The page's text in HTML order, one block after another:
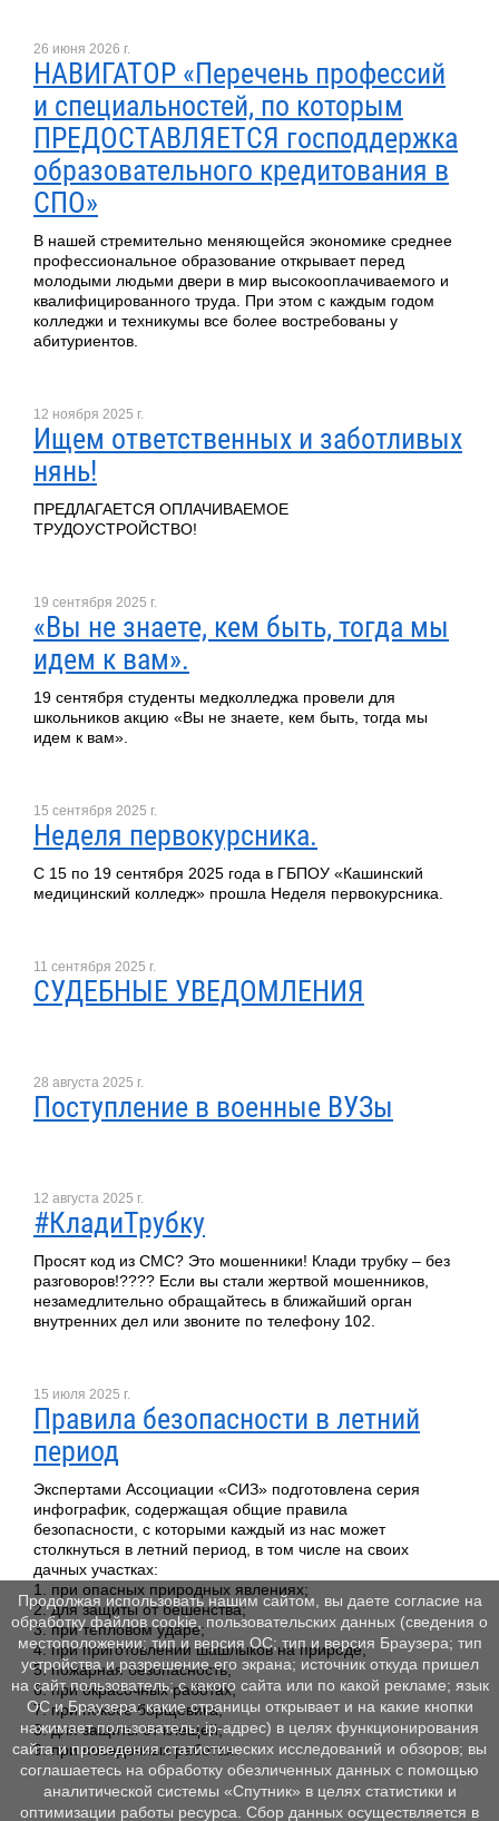
26 июня 2026 г.
НАВИГАТОР «Перечень профессий
и специальностей, по которым
ПРЕДОСТАВЛЯЕТСЯ господдержка
образовательного кредитования в
СПО»
В нашей стремительно меняющейся экономике среднее
профессиональное образование открывает перед
молодыми людьми двери в мир высокооплачиваемого и
квалифицированного труда. При этом с каждым годом
колледжи и техникумы все более востребованы у
абитуриентов.
12 ноября 2025 г.
Ищем ответственных и заботливых
нянь!
ПРЕДЛАГАЕТСЯ ОПЛАЧИВАЕМОЕ
ТРУДОУСТРОЙСТВО!
19 сентября 2025 г.
«Вы не знаете, кем быть, тогда мы
идем к вам».
19 сентября студенты медколледжа провели для
школьников акцию «Вы не знаете, кем быть, тогда мы
идем к вам».
15 сентября 2025 г.
Неделя первокурсника.
С 15 по 19 сентября 2025 года в ГБПОУ «Кашинский
медицинский колледж» прошла Неделя первокурсника.
11 сентября 2025 г.
СУДЕБНЫЕ УВЕДОМЛЕНИЯ
28 августа 2025 г.
Поступление в военные ВУЗы
12 августа 2025 г.
#КладиТрубку
Просят код из СМС? Это мошенники! Клади трубку – без
разговоров!???? Если вы стали жертвой мошенников,
незамедлительно обращайтесь в ближайший орган
внутренних дел или звоните по телефону 102.
15 июля 2025 г.
Правила безопасности в летний
период
Экспертами Ассоциации «СИЗ» подготовлена серия
инфографик, содержащая общие правила
безопасности, с которыми каждый из нас может
столкнуться в летний период, в том числе на своих
дачных участках:
1. при опасных природных явлениях;
2. для защиты от бешенства;
3. при тепловом ударе;
4. при приготовлении шашлыков на природе;
5. пожарная безопасность;
6. при окрасочных работах;
7. при покосе борщевика;
8. для защиты от клещей;
9. при посадочных работах.
Продолжая использовать нашим сайтом, вы даете согласие на
обработку файлов cookie, пользовательских данных (сведения о
местоположении; тип и версия ОС; тип и версия Браузера; тип
устройства и разрешение его экрана; источник откуда пришел
на сайт пользователь; с какого сайта или по какой рекламе; язык
ОС и Браузера; какие страницы открывает и на какие кнопки
нажимает пользователь; ip-адрес) в целях функционирования
сайта и проведения статистических исследований и обзоров; вы
соглашаетесь на обработку обезличенных данных с помощью
аналитической системы «Спутник» в целях статистики и
оптимизации работы ресурса. Сбор данных осуществляется в